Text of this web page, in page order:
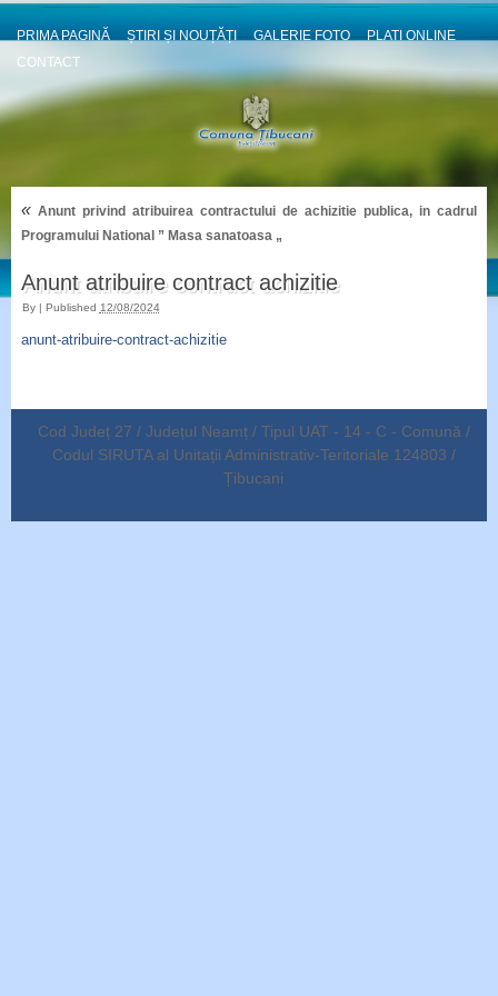
PRIMA PAGINĂ ȘTIRI ȘI NOUȚĂȚI GALERIE FOTO
PLATI ONLINE
CONTACT
«Anunt privind atribuirea contractului de achizitie publica, in cadrul
Programului National ” Masa sanatoasa „
Anunt atribuire contract achizitie
By | Published 12/08/2024
anunt-atribuire-contract-achizitie
Cod Județ 27 / Județul Neamț / Tipul UAT - 14 - C - Comună /
Codul SIRUTA al Unitații Administrativ-Teritoriale 124803 /
Țibucani